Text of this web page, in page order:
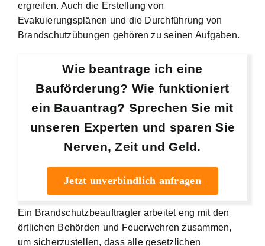
ergreifen. Auch die Erstellung von
Evakuierungsplänen und die Durchführung von
Brandschutzübungen gehören zu seinen Aufgaben.
Wie beantrage ich eine
Bauförderung? Wie funktioniert
ein Bauantrag? Sprechen Sie mit
unseren Experten und sparen Sie
Nerven, Zeit und Geld.
Jetzt unverbindlich anfragen
Ein Brandschutzbeauftragter arbeitet eng mit den
örtlichen Behörden und Feuerwehren zusammen,
um sicherzustellen, dass alle gesetzlichen